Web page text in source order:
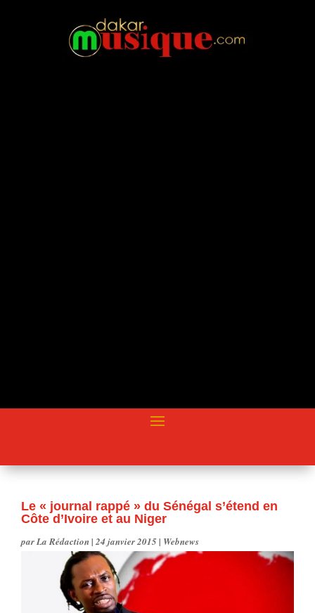
Le « journal rappé » du Sénégal s’étend en
Côte d’Ivoire et au Niger
parLa Rédaction|24 janvier 2015| Webnews